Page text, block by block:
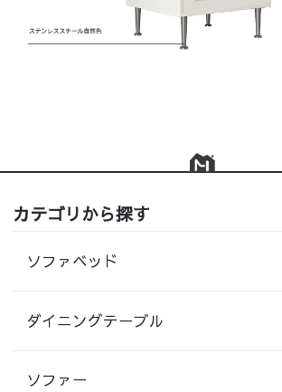
カテゴリから探す
ソファベッド
ダイニングテーブル
ソファー